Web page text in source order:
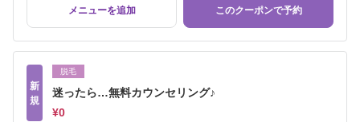
メニューを追加 このクーポンで予約
新
規
脱毛
迷ったら…無料カウンセリング♪
¥0